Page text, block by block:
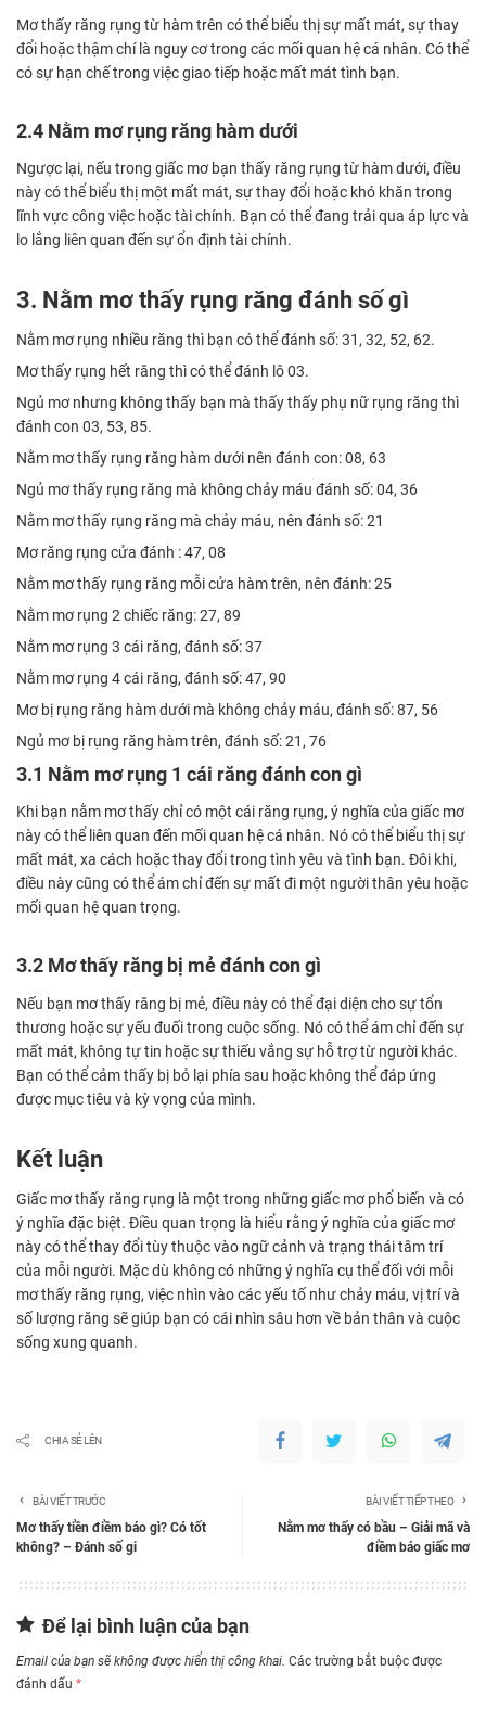
Mơ thấy răng rụng từ hàm trên có thể biểu thị sự mất mát, sự thay
đổi hoặc thậm chí là nguy cơ trong các mối quan hệ cá nhân. Có thể
có sự hạn chế trong việc giao tiếp hoặc mất mát tình bạn.
2.4 Nằm mơ rụng răng hàm dưới
Ngược lại, nếu trong giấc mơ bạn thấy răng rụng từ hàm dưới, điều
này có thể biểu thị một mất mát, sự thay đổi hoặc khó khăn trong
lĩnh vực công việc hoặc tài chính. Bạn có thể đang trải qua áp lực và
lo lắng liên quan đến sự ổn định tài chính.
3. Nằm mơ thấy rụng răng đánh số gì
Nằm mơ rụng nhiều răng thì bạn có thể đánh số: 31, 32, 52, 62.
Mơ thấy rụng hết răng thì có thể đánh lô 03.
Ngủ mơ nhưng không thấy bạn mà thấy thấy phụ nữ rụng răng thì
đánh con 03, 53, 85.
Nằm mơ thấy rụng răng hàm dưới nên đánh con: 08, 63
Ngủ mơ thấy rụng răng mà không chảy máu đánh số: 04, 36
Nằm mơ thấy rụng răng mà chảy máu, nên đánh số: 21
Mơ răng rụng cửa đánh : 47, 08
Nằm mơ thấy rụng răng mỗi cửa hàm trên, nên đánh: 25
Nằm mơ rụng 2 chiếc răng: 27, 89
Nằm mơ rụng 3 cái răng, đánh số: 37
Nằm mơ rụng 4 cái răng, đánh số: 47, 90
Mơ bị rụng răng hàm dưới mà không chảy máu, đánh số: 87, 56
Ngủ mơ bị rụng răng hàm trên, đánh số: 21, 76
3.1 Nằm mơ rụng 1 cái răng đánh con gì
Khi bạn nằm mơ thấy chỉ có một cái răng rụng, ý nghĩa của giấc mơ
này có thể liên quan đến mối quan hệ cá nhân. Nó có thể biểu thị sự
mất mát, xa cách hoặc thay đổi trong tình yêu và tình bạn. Đôi khi,
điều này cũng có thể ám chỉ đến sự mất đi một người thân yêu hoặc
mối quan hệ quan trọng.
3.2 Mơ thấy răng bị mẻ đánh con gì
Nếu bạn mơ thấy răng bị mẻ, điều này có thể đại diện cho sự tổn
thương hoặc sự yếu đuối trong cuộc sống. Nó có thể ám chỉ đến sự
mất mát, không tự tin hoặc sự thiếu vắng sự hỗ trợ từ người khác.
Bạn có thể cảm thấy bị bỏ lại phía sau hoặc không thể đáp ứng
được mục tiêu và kỳ vọng của mình.
Kết luận
Giấc mơ thấy răng rụng là một trong những giấc mơ phổ biến và có
ý nghĩa đặc biệt. Điều quan trọng là hiểu rằng ý nghĩa của giấc mơ
này có thể thay đổi tùy thuộc vào ngữ cảnh và trạng thái tâm trí
của mỗi người. Mặc dù không có những ý nghĩa cụ thể đối với mỗi
mơ thấy răng rụng, việc nhìn vào các yếu tố như chảy máu, vị trí và
số lượng răng sẽ giúp bạn có cái nhìn sâu hơn về bản thân và cuộc
sống xung quanh.
CHIA SẺ LÊN
BÀI VIẾT TRƯỚC
Mơ thấy tiền điềm báo gì? Có tốt
không? – Đánh số gi
BÀI VIẾT TIẾP THEO
Nằm mơ thấy có bầu – Giải mã và
điềm báo giấc mơ
Để lại bình luận của bạn
Email của bạn sẽ không được hiển thị công khai. Các trường bắt buộc được
đánh dấu *